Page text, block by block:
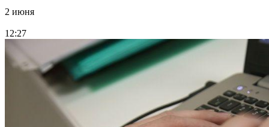
2 июня
12:27